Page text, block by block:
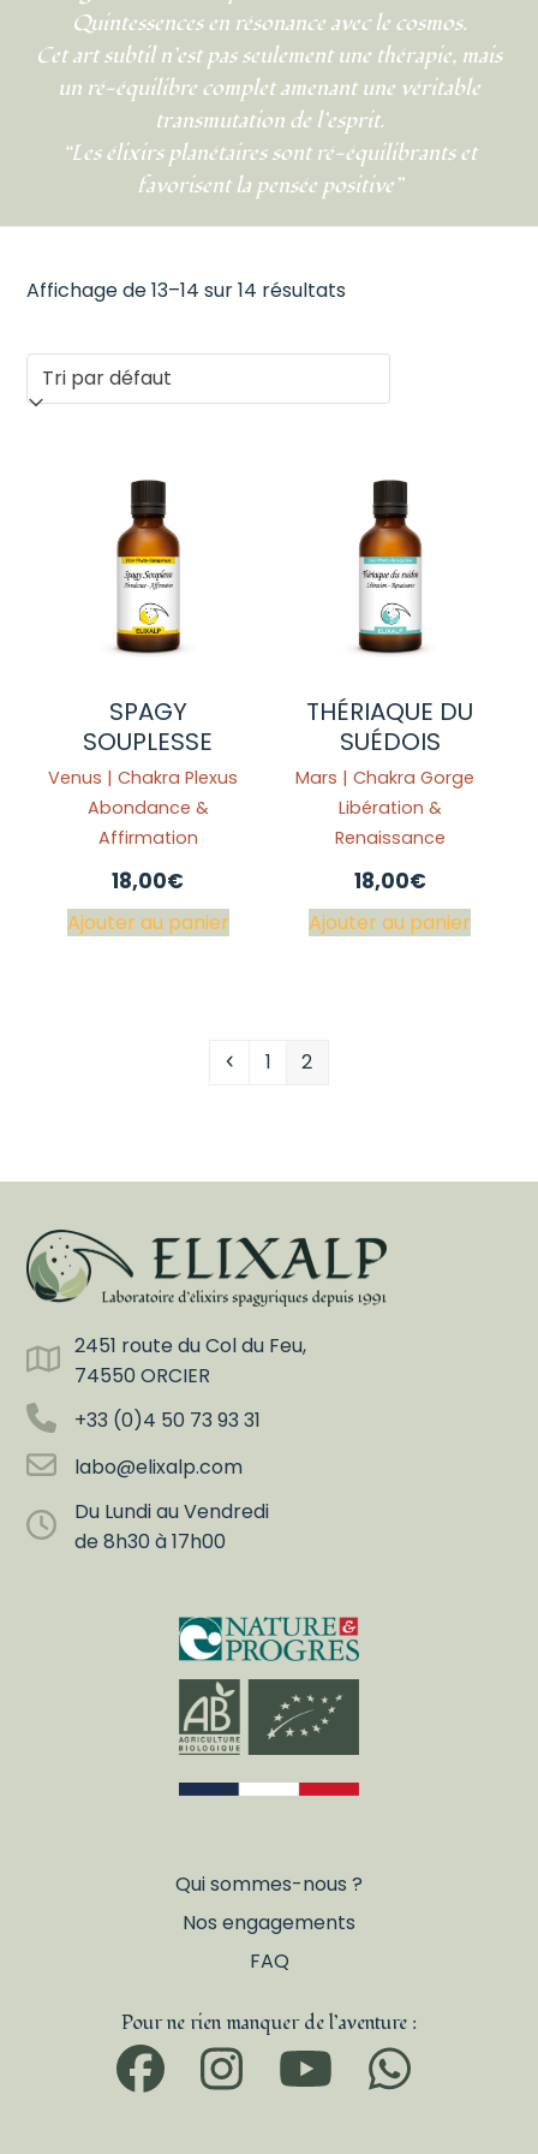
Quintessences en résonance avec le cosmos.
Cet art subtil n’est pas seulement une thérapie, mais
un ré-équilibre complet amenant une véritable
transmutation de l’esprit.
“Les élixirs planétaires sont ré-équilibrants et
favorisent la pensée positive”
Affichage de 13–14 sur 14 résultats
SPAGY
SOUPLESSE
Venus | Chakra Plexus
Abondance &
Affirmation
18,00€
Ajouter au panier
THÉRIAQUE DU
SUÉDOIS
Mars | Chakra Gorge
Libération &
Renaissance
18,00€
Ajouter au panier
Précédent
Page
1 Page
2
2451 route du Col du Feu,
74550 ORCIER
+33 (0)4 50 73 93 31
labo@elixalp.com
Du Lundi au Vendredi
de 8h30 à 17h00
Qui sommes-nous ?
Nos engagements
FAQ
Pour ne rien manquer de l’aventure :
Facebook
Instagram